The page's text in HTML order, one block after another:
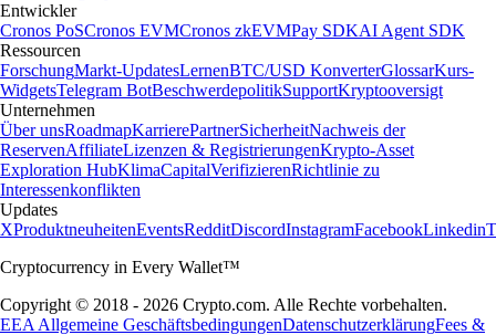
Entwickler
Cronos PoSCronos EVMCronos zkEVMPay SDKAI Agent SDK
Ressourcen
ForschungMarkt-UpdatesLernenBTC/USD KonverterGlossarKurs-
WidgetsTelegram BotBeschwerdepolitikSupportKryptooversigt
Unternehmen
Über unsRoadmapKarrierePartnerSicherheitNachweis der
ReservenAffiliateLizenzen & RegistrierungenKrypto-Asset
Exploration HubKlimaCapitalVerifizierenRichtlinie zu
Interessenkonflikten
Updates
XProduktneuheitenEventsRedditDiscordInstagramFacebookLinkedin
Cryptocurrency in Every Wallet™
Copyright © 2018 - 2026 Crypto.com. Alle Rechte vorbehalten.
EEA Allgemeine GeschäftsbedingungenDatenschutzerklärungFees &